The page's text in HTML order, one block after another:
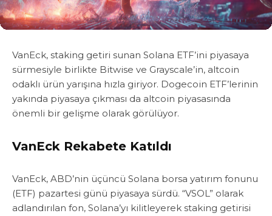
VanEck, staking getiri sunan Solana ETF’ini piyasaya
sürmesiyle birlikte Bitwise ve Grayscale’in, altcoin
odaklı ürün yarışına hızla giriyor. Dogecoin ETF’lerinin
yakında piyasaya çıkması da altcoin piyasasında
önemli bir gelişme olarak görülüyor.
VanEck Rekabete Katıldı
VanEck, ABD’nin üçüncü Solana borsa yatırım fonunu
(ETF) pazartesi günü piyasaya sürdü. “VSOL” olarak
adlandırılan fon, Solana’yı kilitleyerek staking getirisi